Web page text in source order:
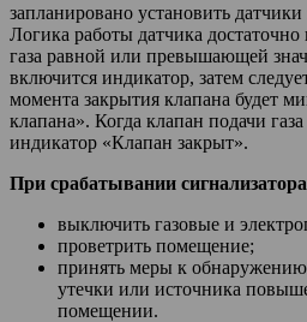
запланировано установить
Логика работы датчика
газа равной или превышающей
включится индикатор, затем
момента закрытия клапана будет
клапана». Когда клапан подачи
индикатор «Клапан закрыт».
При срабатывании
выключить газовые и
проветрить помещение;
принять меры к
утечки или источника
помещении.